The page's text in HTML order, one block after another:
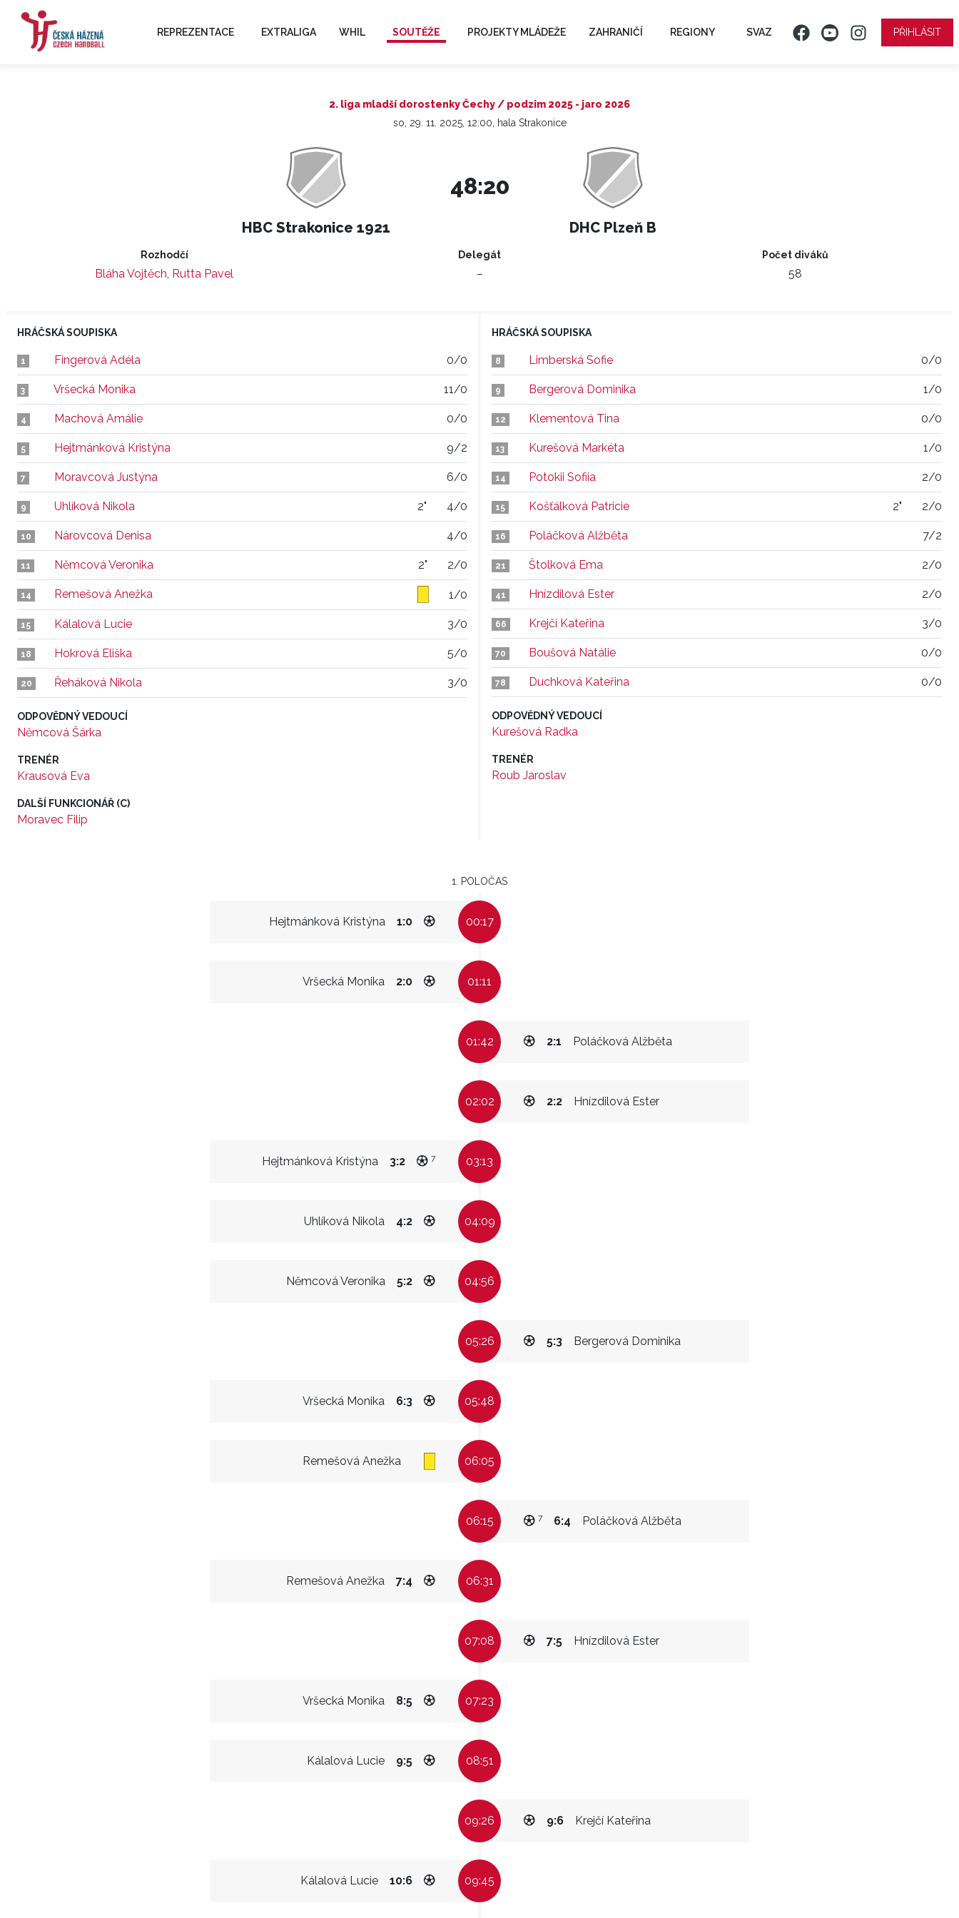
REPREZENTACE EXTRALIGA WHIL SOUTĚŽE PROJEKTY MLÁDEŽE ZAHRANIČÍ REGIONY SVAZ PŘIHLÁSIT
2. liga mladší dorostenky Čechy / podzim 2025 - jaro 2026
so, 29. 11. 2025, 12:00, hala Strakonice
HBC Strakonice 1921
48:20
DHC Plzeň B
Rozhodčí
Bláha Vojtěch, Rutta Pavel
Delegát
–
Počet diváků
58
HRÁČSKÁ SOUPISKA
1 Fingerová Adéla 0/0
3 Vršecká Monika 11/0
4 Machová Amálie 0/0
5 Hejtmánková Kristýna 9/2
7 Moravcová Justýna 6/0
9 Uhlíková Nikola 2" 4/0
10 Nárovcová Denisa 4/0
11 Němcová Veronika 2" 2/0
14 Remešová Anežka 1/0
15 Kálalová Lucie 3/0
18 Hokrová Eliška 5/0
20 Řeháková Nikola 3/0
ODPOVĚDNÝ VEDOUCÍ
Němcová Šárka
TRENÉR
Krausová Eva
DALŠÍ FUNKCIONÁŘ (C)
Moravec Filip
HRÁČSKÁ SOUPISKA
8 Limberská Sofie 0/0
9 Bergerová Dominika 1/0
12 Klementová Tina 0/0
13 Kurešová Markéta 1/0
14 Potokii Sofiia 2/0
15 Košťálková Patricie 2" 2/0
16 Poláčková Alžběta 7/2
21 Štolková Ema 2/0
41 Hnízdilová Ester 2/0
66 Krejčí Kateřina 3/0
70 Boušová Natálie 0/0
78 Duchková Kateřina 0/0
ODPOVĚDNÝ VEDOUCÍ
Kurešová Radka
TRENÉR
Roub Jaroslav
1. POLOČAS
Hejtmánková Kristýna 1:0 00:17
Vršecká Monika 2:0 01:11
01:42 Poláčková Alžběta
2:1
02:02 Hnízdilová Ester
2:2
Hejtmánková Kristýna 3:2 7 03:13
Uhlíková Nikola 4:2 04:09
Němcová Veronika 5:2 04:56
05:26 Bergerová Dominika
5:3
Vršecká Monika 6:3 05:48
Remešová Anežka 06:05
06:15 Poláčková Alžběta
6:4
7
Remešová Anežka 7:4 06:31
07:08 Hnízdilová Ester
7:5
Vršecká Monika 8:5 07:23
Kálalová Lucie 9:5 08:51
09:26 Krejčí Kateřina
9:6
Kálalová Lucie 10:6 09:45